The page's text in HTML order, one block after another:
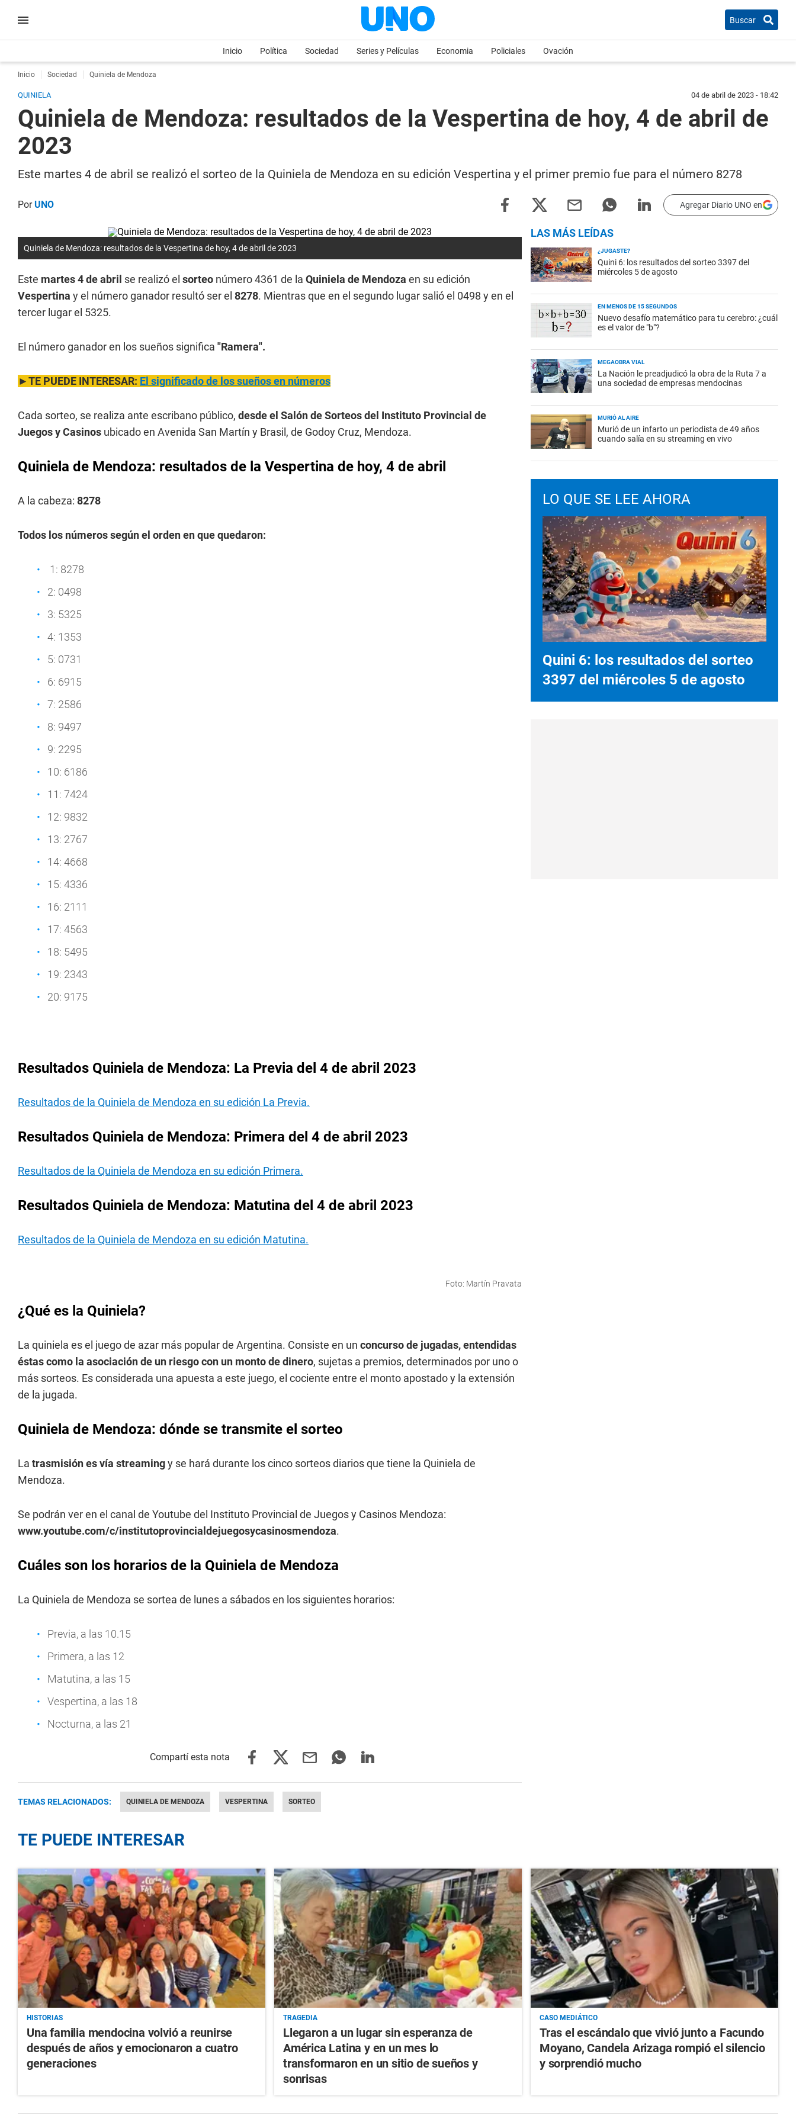
Buscar
Inicio Política Sociedad Series y Películas Economia Policiales Ovación
Inicio Sociedad Quiniela de Mendoza
QUINIELA 04 de abril de 2023 - 18:42
Quiniela de Mendoza: resultados de la Vespertina de hoy, 4 de abril de
2023
Este martes 4 de abril se realizó el sorteo de la Quiniela de Mendoza en su edición Vespertina y el primer premio fue para el número 8278
PorUNO Agregar Diario UNO en
Quiniela de Mendoza: resultados de la Vespertina de hoy, 4 de abril de 2023
Este martes 4 de abril se realizó el sorteo número 4361 de la Quiniela de Mendoza en su edición
Vespertina y el número ganador resultó ser el 8278. Mientras que en el segundo lugar salió el 0498 y en el
tercer lugar el 5325.
El número ganador en los sueños significa "Ramera".
►TE PUEDE INTERESAR: El significado de los sueños en números
Cada sorteo, se realiza ante escribano público, desde el Salón de Sorteos del Instituto Provincial de
Juegos y Casinos ubicado en Avenida San Martín y Brasil, de Godoy Cruz, Mendoza.
Quiniela de Mendoza: resultados de la Vespertina de hoy, 4 de abril
A la cabeza: 8278
Todos los números según el orden en que quedaron:
1: 8278
2: 0498
3: 5325
4: 1353
5: 0731
6: 6915
7: 2586
8: 9497
9: 2295
10: 6186
11: 7424
12: 9832
13: 2767
14: 4668
15: 4336
16: 2111
17: 4563
18: 5495
19: 2343
20: 9175
Resultados Quiniela de Mendoza: La Previa del 4 de abril 2023
Resultados de la Quiniela de Mendoza en su edición La Previa.
Resultados Quiniela de Mendoza: Primera del 4 de abril 2023
Resultados de la Quiniela de Mendoza en su edición Primera.
Resultados Quiniela de Mendoza: Matutina del 4 de abril 2023
Resultados de la Quiniela de Mendoza en su edición Matutina.
Foto: Martín Pravata
¿Qué es la Quiniela?
La quiniela es el juego de azar más popular de Argentina. Consiste en un concurso de jugadas, entendidas
éstas como la asociación de un riesgo con un monto de dinero, sujetas a premios, determinados por uno o
más sorteos. Es considerada una apuesta a este juego, el cociente entre el monto apostado y la extensión
de la jugada.
Quiniela de Mendoza: dónde se transmite el sorteo
La trasmisión es vía streamingy se hará durante los cinco sorteos diarios que tiene la Quiniela de
Mendoza.
Se podrán ver en el canal de Youtube del Instituto Provincial de Juegos y Casinos Mendoza:
www.youtube.com/c/institutoprovincialdejuegosycasinosmendoza.
Cuáles son los horarios de la Quiniela de Mendoza
La Quiniela de Mendoza se sortea de lunes a sábados en los siguientes horarios:
Previa, a las 10.15
Primera, a las 12
Matutina, a las 15
Vespertina, a las 18
Nocturna, a las 21
TEMAS RELACIONADOS: QUINIELA DE MENDOZA VESPERTINA SORTEO
LAS MÁS LEÍDAS
¿JUGASTE?
Quini 6: los resultados del sorteo 3397 del
miércoles 5 de agosto
EN MENOS DE 15 SEGUNDOS
Nuevo desafío matemático para tu cerebro: ¿cuál
es el valor de "b"?
MEGAOBRA VIAL
La Nación le preadjudicó la obra de la Ruta 7 a
una sociedad de empresas mendocinas
MURIÓ AL AIRE
Murió de un infarto un periodista de 49 años
cuando salía en su streaming en vivo
LO QUE SE LEE AHORA
Quini 6: los resultados del sorteo
3397 del miércoles 5 de agosto
TE PUEDE INTERESAR
HISTORIAS
Una familia mendocina volvió a reunirse
después de años y emocionaron a cuatro
generaciones
TRAGEDIA
Llegaron a un lugar sin esperanza de
América Latina y en un mes lo
transformaron en un sitio de sueños y
sonrisas
CASO MEDIÁTICO
Tras el escándalo que vivió junto a Facundo
Moyano, Candela Arizaga rompió el silencio
y sorprendió mucho